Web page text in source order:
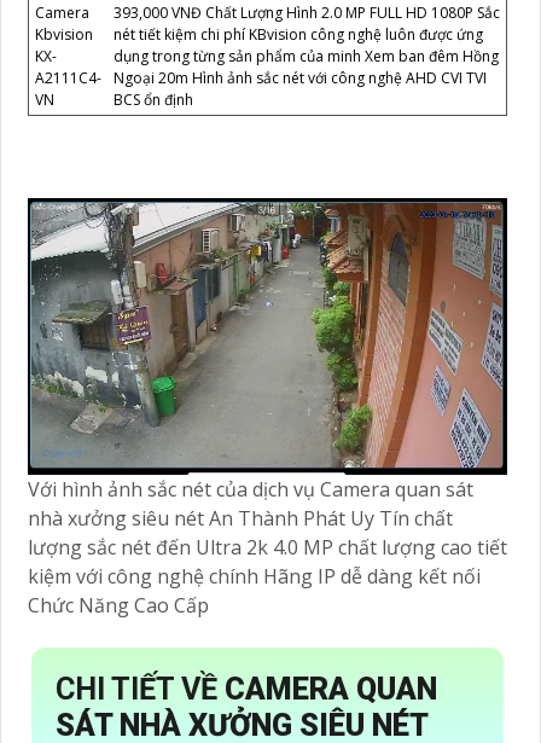
Camera
Kbvision
KX-
A2111C4-
VN
393,000 VNĐ Chất Lượng Hình 2.0 MP FULL HD 1080P Sắc
nét tiết kiệm chi phí KBvision công nghệ luôn được ứng
dụng trong từng sản phẩm của minh Xem ban đêm Hồng
Ngoại 20m Hình ảnh sắc nét với công nghệ AHD CVI TVI
BCS ổn định
Với hình ảnh sắc nét của dịch vụ Camera quan sát
nhà xưởng siêu nét An Thành Phát Uy Tín chất
lượng sắc nét đến Ultra 2k 4.0 MP chất lượng cao tiết
kiệm với công nghệ chính Hãng IP dễ dàng kết nối
Chức Năng Cao Cấp
CHI TIẾT VỀ CAMERA QUAN
SÁT NHÀ XƯỞNG SIÊU NÉT